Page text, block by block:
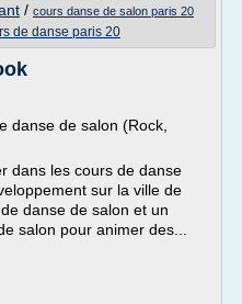
/ cours danse de salon paris 20
de danse paris 20
danse de salon (Rock,
dans les cours de danse
sur la ville de
danse de salon et un
salon pour animer des...